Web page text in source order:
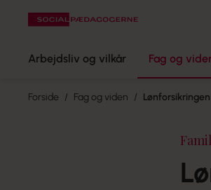
Arbejdsliv og vilkår Fag og
Forside Fag og viden